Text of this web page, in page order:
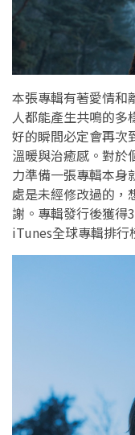
本張專輯有著愛情和
人都能產生共鳴的多
好的瞬間必定會再次
溫暖與治癒感。對於
力準備一張專輯本身
處是未經修改過的，
謝。專輯發行後獲得
iTunes全球專輯排行